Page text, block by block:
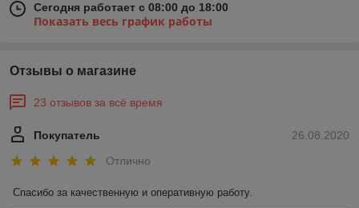
Сегодня работает с 08:00 до 18:00
Показать весь график работы
Отзывы о магазине
23 отзывов за всё время
26.08.2020
Покупатель
Отлично
Спасибо за качественную и оперативную работу.